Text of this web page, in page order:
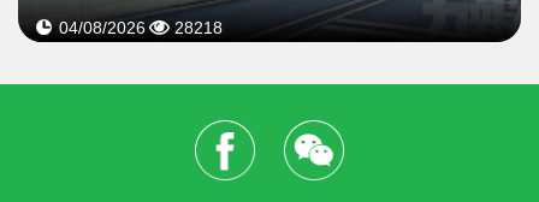
04/08/2026 28218